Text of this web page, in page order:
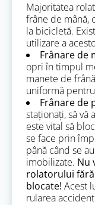
Majoritatea
frâne de mână,
la bicicletă.
utilizare a
Frânare de
opri în timpul
manete de
uniformă
Frânare de
staționați, să vă
este vital să
se face prin
până când se
imobilizate. Nu
rolatorului
blocate! Acest
rularea